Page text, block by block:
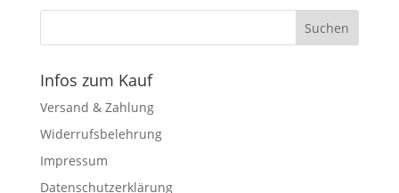
Infos zum Kauf
Versand & Zahlung
Widerrufsbelehrung
Impressum
Datenschutzerklärung